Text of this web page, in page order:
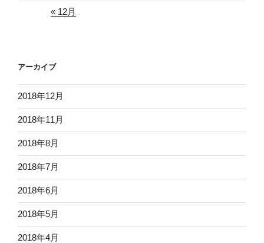
« 12月
アーカイブ
2018年12月
2018年11月
2018年8月
2018年7月
2018年6月
2018年5月
2018年4月